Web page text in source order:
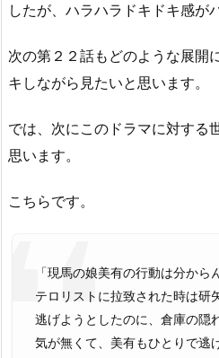
したが、ハラハラドキドキ感が
次の第２２話もどのような展開
キしながら見たいと思います。
では、次にこのドラマに対する
思います。
こちらです。
「現馬の娘美有の行動は分から
テロリストに拉致された時は研
逃げようとしたのに、倉庫の隠
気が無くて、美有もひとりで逃